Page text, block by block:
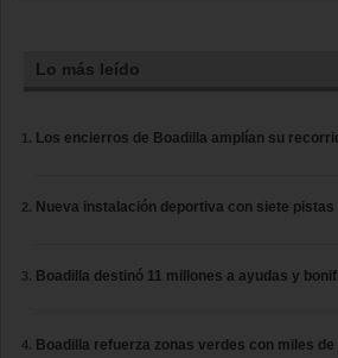
Lo más leído
Los encierros de Boadilla amplían su
Nueva instalación deportiva con siete pistas
Boadilla destinó 11 millones a ayudas y
Boadilla refuerza zonas verdes con miles